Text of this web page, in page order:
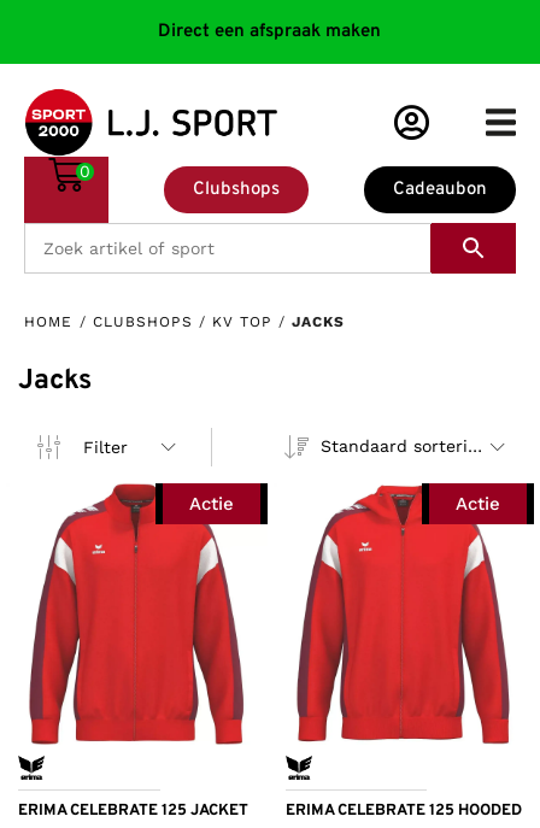
Direct een afspraak maken
Cadeaubon
Clubshops
0
HOME / CLUBSHOPS / KV TOP / JACKS
Jacks
Filter Standaard sortering
Actie
ERIMA CELEBRATE 125 JACKET
Actie
ERIMA CELEBRATE 125 HOODED